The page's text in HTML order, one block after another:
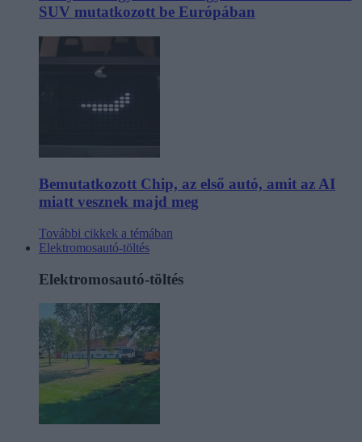
SUV mutatkozott be Európában
Bemutatkozott Chip, az első autó, amit az AI
miatt vesznek majd meg
További cikkek a témában
Elektromosautó-töltés
Elektromosautó-töltés